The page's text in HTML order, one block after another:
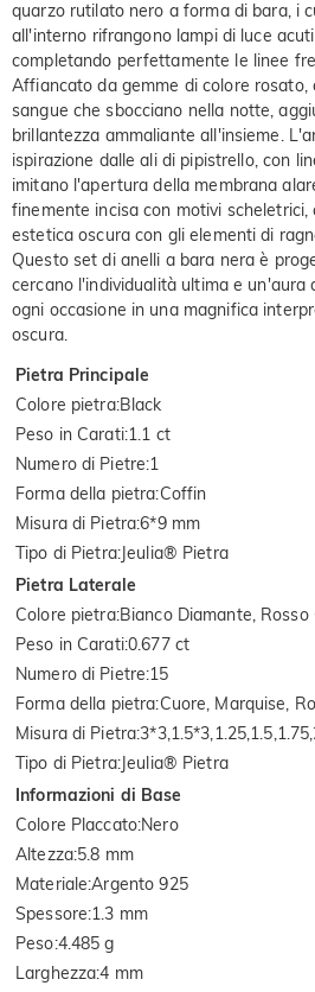
quarzo rutilato nero a forma di bara, i
all'interno rifrangono lampi di luce
completando perfettamente le linee
Affiancato da gemme di colore rosato,
sangue che sbocciano nella notte,
brillantezza ammaliante all'insieme.
ispirazione dalle ali di pipistrello, con
imitano l'apertura della membrana
finemente incisa con motivi
estetica oscura con gli elementi di
Questo set di anelli a bara nera è
cercano l'individualità ultima e un'aura
ogni occasione in una magnifica
oscura.
Pietra Principale
Colore pietra:Black
Peso in Carati:1.1 ct
Numero di Pietre:1
Forma della pietra:Coffin
Misura di Pietra:6*9 mm
Tipo di Pietra:Jeulia® Pietra
Pietra Laterale
Colore pietra:Bianco Diamante, Rosso
Peso in Carati:0.677 ct
Numero di Pietre:15
Forma della pietra:Cuore, Marquise,
Misura di Pietra:
Tipo di Pietra:Jeulia® Pietra
Informazioni di Base
Colore Placcato:Nero
Altezza:5.8 mm
Materiale:Argento 925
Spessore:1.3 mm
Peso:4.485 g
Larghezza:4 mm